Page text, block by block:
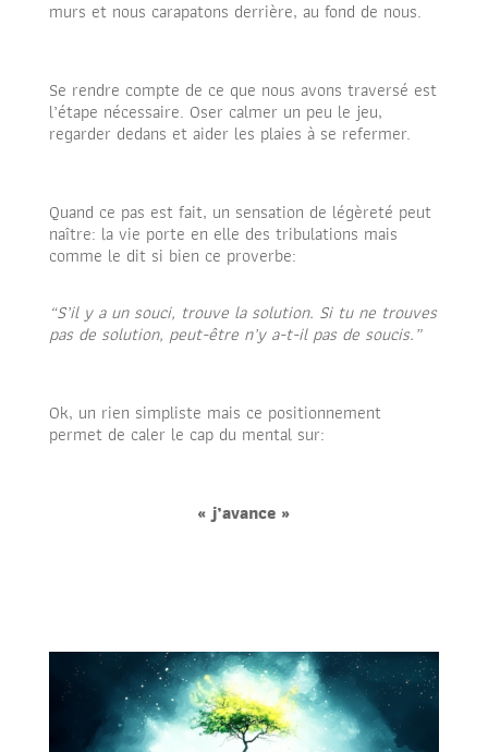
murs et nous carapatons derrière, au fond de nous.
Se rendre compte de ce que nous avons traversé est
l’étape nécessaire. Oser calmer un peu le jeu,
regarder dedans et aider les plaies à se refermer.
Quand ce pas est fait, un sensation de légèreté peut
naître: la vie porte en elle des tribulations mais
comme le dit si bien ce proverbe:
“S’il y a un souci, trouve la solution. Si tu ne trouves
pas de solution, peut-être n’y a-t-il pas de soucis.”
Ok, un rien simpliste mais ce positionnement
permet de caler le cap du mental sur:
« j’avance »